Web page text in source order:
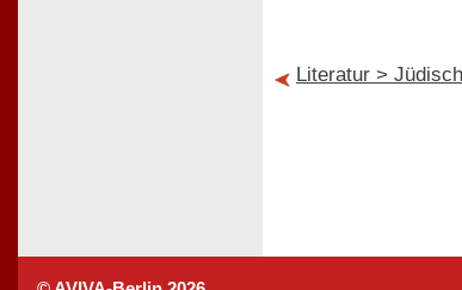
Literatur >